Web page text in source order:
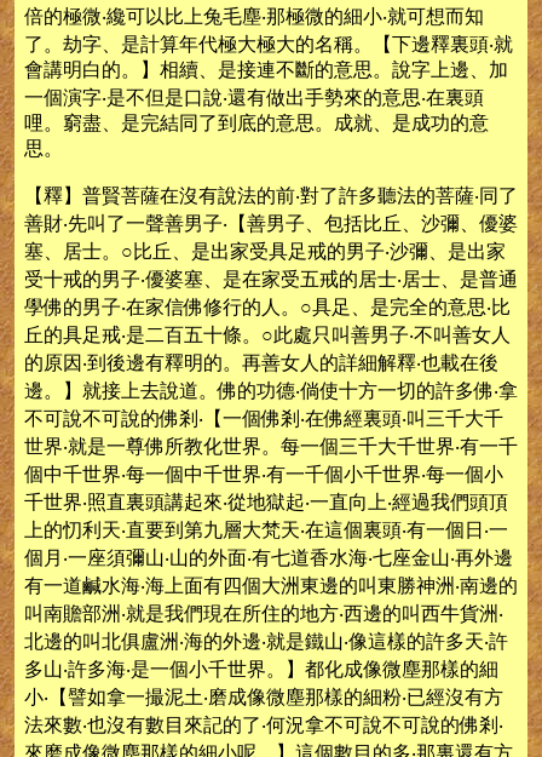
倍的極微‧纔可以比上兔毛塵‧那極微的細小‧就可想而知
了。劫字、是計算年代極大極大的名稱。【下邊釋裏頭‧就
會講明白的。】相續、是接連不斷的意思。說字上邊、加
一個演字‧是不但是口說‧還有做出手勢來的意思‧在裏頭
哩。窮盡、是完結同了到底的意思。成就、是成功的意
思。
【釋】普賢菩薩在沒有說法的前‧對了許多聽法的菩薩‧同了
善財‧先叫了一聲善男子‧【善男子、包括比丘、沙彌、優婆
塞、居士。○比丘、是出家受具足戒的男子‧沙彌、是出家
受十戒的男子‧優婆塞、是在家受五戒的居士‧居士、是普通
學佛的男子‧在家信佛修行的人。○具足、是完全的意思‧比
丘的具足戒‧是二百五十條。○此處只叫善男子‧不叫善女人
的原因‧到後邊有釋明的。再善女人的詳細解釋‧也載在後
邊。】就接上去說道。佛的功德‧倘使十方一切的許多佛‧拿
不可說不可說的佛剎‧【一個佛剎‧在佛經裏頭‧叫三千大千
世界‧就是一尊佛所教化世界。每一個三千大千世界‧有一千
個中千世界‧每一個中千世界‧有一千個小千世界‧每一個小
千世界‧照直裏頭講起來‧從地獄起‧一直向上‧經過我們頭頂
上的忉利天‧直要到第九層大梵天‧在這個裏頭‧有一個日‧一
個月‧一座須彌山‧山的外面‧有七道香水海‧七座金山‧再外邊
有一道鹹水海‧海上面有四個大洲東邊的叫東勝神洲‧南邊的
叫南贍部洲‧就是我們現在所住的地方‧西邊的叫西牛貨洲‧
北邊的叫北俱盧洲‧海的外邊‧就是鐵山‧像這樣的許多天‧許
多山‧許多海‧是一個小千世界。】都化成像微塵那樣的細
小‧【譬如拿一撮泥土‧磨成像微塵那樣的細粉‧已經沒有方
法來數‧也沒有數目來記的了‧何況拿不可說不可說的佛剎‧
來磨成像微塵那樣的細小呢。】這個數目的多‧那裏還有方